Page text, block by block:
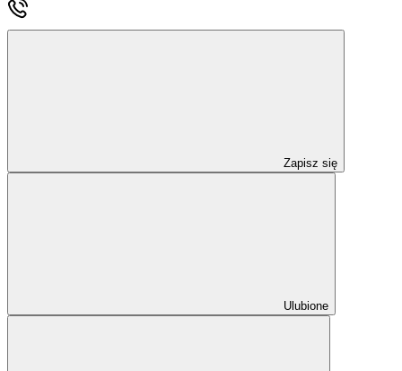
Zapisz się
Ulubione